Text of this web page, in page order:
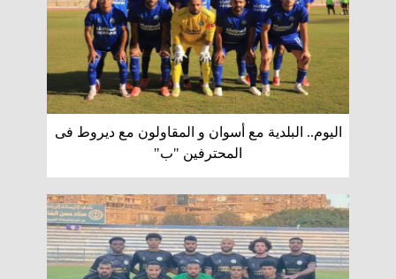
اليوم.. البلدية مع أسوان و المقاولون مع ديروط فى
المحترفين "ب"